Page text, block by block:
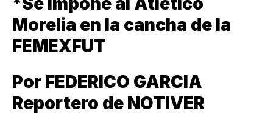
Morelia en la cancha de la
FEMEXFUT
Por FEDERICO GARCIA
Reportero de NOTIVER